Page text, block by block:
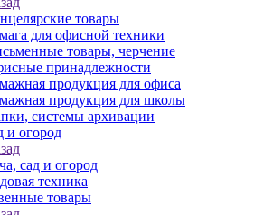
товары
для офисной техники
товары, черчение
принадлежности
продукция для офиса
продукция для школы
системы архивации
и огород
сад и огород
техника
товары